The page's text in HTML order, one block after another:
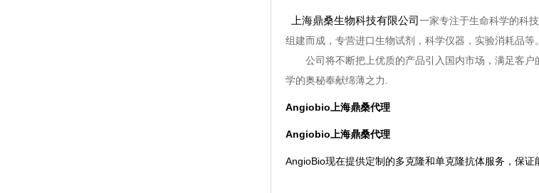
上海鼎桑生物科技有限公司 一家专注于生命科学的科
组建而成，专营进口生物试剂，科学仪器，实验消耗品等。
公司将不断把上优质的产品引入国内市场，满足客
学的奥秘奉献绵薄之力.
Angiobio上海鼎桑代理
Angiobio上海鼎桑代理
AngioBio现在提供定制的多克隆和单克隆抗体服务，保